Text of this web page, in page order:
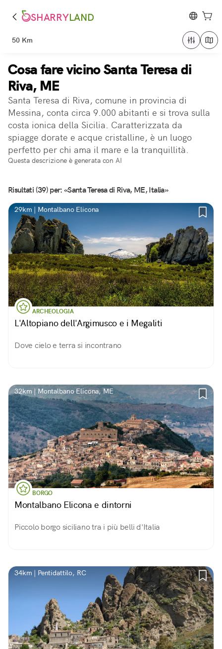
SHARRYLAND
50 Km
Cosa fare vicino Santa Teresa di
Riva, ME
Santa Teresa di Riva, comune in provincia di
Messina, conta circa 9.000 abitanti e si trova sulla
costa ionica della Sicilia. Caratterizzata da
spiagge dorate e acque cristalline, è un luogo
perfetto per chi ama il mare e la tranquillità.
Questa descrizione è generata con AI
Risultati (39) per: «Santa Teresa di Riva, ME, Italia»
29km | Montalbano Elicona
ARCHEOLOGIA
L'Altopiano dell'Argimusco e i Megaliti
Dove cielo e terra si incontrano
32km | Montalbano Elicona, ME
BORGO
Montalbano Elicona e dintorni
Piccolo borgo siciliano tra i più belli d'Italia
34km | Pentidattilo, RC